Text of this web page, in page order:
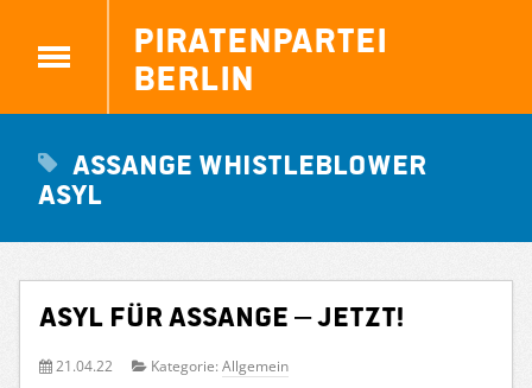
Piratenpartei
Berlin
Assange Whistleblower
Asyl
Asyl für Assange – jetzt!
21.04.22 Kategorie: Allgemein